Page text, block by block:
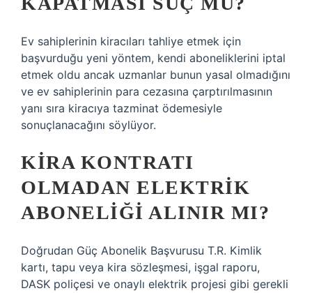
Ev sahiplerinin kiracıları tahliye etmek için
başvurduğu yeni yöntem, kendi aboneliklerini iptal
etmek oldu ancak uzmanlar bunun yasal olmadığını
ve ev sahiplerinin para cezasına çarptırılmasının
yanı sıra kiracıya tazminat ödemesiyle
sonuçlanacağını söylüyor.
KIRA KONTRATI
OLMADAN ELEKTRIK
ABONELIĞI ALINIR MI?
Doğrudan Güç Abonelik Başvurusu T.R. Kimlik
kartı, tapu veya kira sözleşmesi, işgal raporu,
DASK poliçesi ve onaylı elektrik projesi gibi gerekli